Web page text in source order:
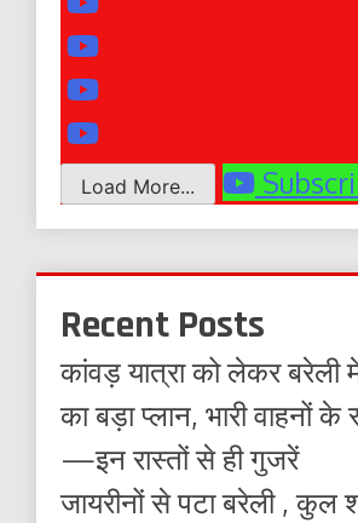
Load More...
Recent Posts
कांवड़ यात्रा को लेकर बरेली
का बड़ा प्लान, भारी वाहनों
—इन रास्तों से ही गुजरें
जायरीनों से पटा बरेली , कुल